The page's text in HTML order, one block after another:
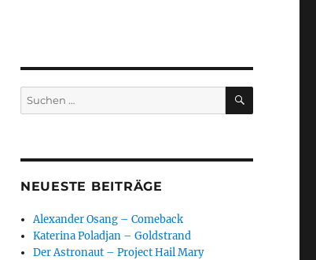
Suchen
nach:
SUCHEN
NEUESTE BEITRÄGE
Alexander Osang – Comeback
Katerina Poladjan – Goldstrand
Der Astronaut – Project Hail Mary